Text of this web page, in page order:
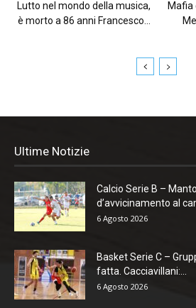
Lutto nel mondo della musica,
è morto a 86 anni Francesco...
Mafia
Ultime Notizie
Calcio Serie B –
d’avvicinamento al
6 Agosto 2026
Basket Serie C –
fatta. Cacciavillani:...
6 Agosto 2026